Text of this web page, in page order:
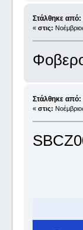
Στάλθηκε
« στις:
Στάλθηκε
« στις: